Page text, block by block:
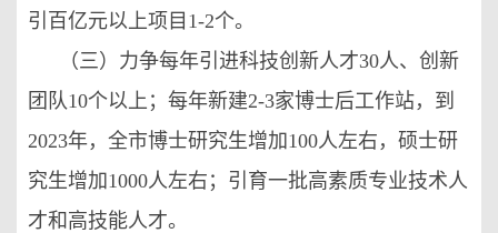
引百亿元以上项目1-2个。
（三）力争每年引进科技创新人才30人、创新
团队10个以上；每年新建2-3家博士后工作站，到
2023年，全市博士研究生增加100人左右，硕士研
究生增加1000人左右；引育一批高素质专业技术人
才和高技能人才。